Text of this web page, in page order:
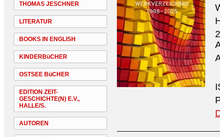
THOMAS JESCHNER
LITERATUR
BOOKS IN ENGLISH
KINDERBüCHER
OSTSEE BüCHER
EDITION ZEIT-
GESCHICHTE(N) E.V.,
HALLE/S.
AUTOREN